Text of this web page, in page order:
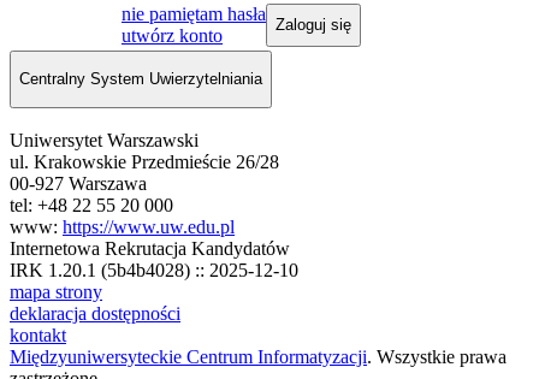
nie pamiętam hasła
utwórz konto
Zaloguj się
Centralny System Uwierzytelniania
Uniwersytet Warszawski
ul. Krakowskie Przedmieście 26/28
00-927 Warszawa
tel: +48 22 55 20 000
www: https://www.uw.edu.pl
Internetowa Rekrutacja Kandydatów
IRK 1.20.1 (5b4b4028) :: 2025-12-10
mapa strony
deklaracja dostępności
kontakt
Międzyuniwersyteckie Centrum Informatyzacji. Wszystkie prawa